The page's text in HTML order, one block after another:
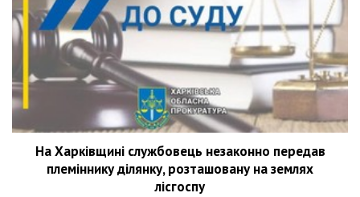
На Харківщині службовець незаконно передав
племіннику ділянку, розташовану на землях
лісгоспу